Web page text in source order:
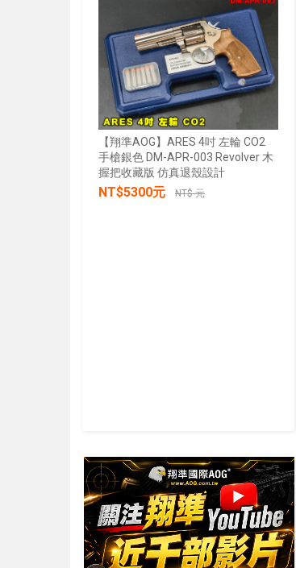
【翔準AOG】ARES 4吋 左輪 CO2
手槍銀色 DM-APR-003 Revolver 木
握把收藏版 仿真退殼設計
NT$5300元 NT$ 元